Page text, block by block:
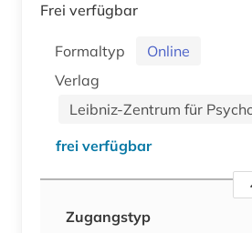
Frei verfügbar
Formaltyp
Online
Verlag
Leibniz-Zentrum für
frei verfügbar
Zugangstyp